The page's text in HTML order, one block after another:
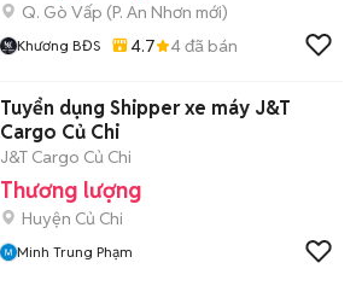
Q. Gò Vấp (P. An Nhơn mới)
Khương BĐS 4.7 4đã bán
Tuyển dụng Shipper xe máy J&T
Cargo Củ Chi
J&T Cargo Củ Chi
Thương lượng
Huyện Củ Chi
Minh Trung Phạm